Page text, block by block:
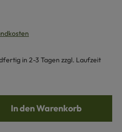
in 2-3 Tagen zzgl. Laufzeit
den gewünschten
In den Warenkorb